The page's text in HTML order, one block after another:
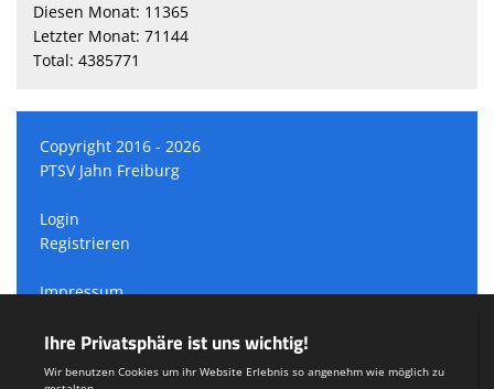
Diesen Monat: 11365
Letzter Monat: 71144
Total: 4385771
Copyright 2016 - 2026
PTSV Jahn Freiburg
Login
Registrieren
Impressum
Teamsports 2